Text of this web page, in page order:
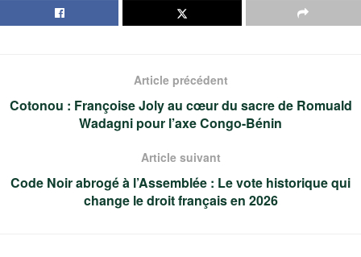
Article précédent
Cotonou : Françoise Joly au cœur du sacre de Romuald
Wadagni pour l’axe Congo-Bénin
Article suivant
Code Noir abrogé à l’Assemblée : Le vote historique qui
change le droit français en 2026